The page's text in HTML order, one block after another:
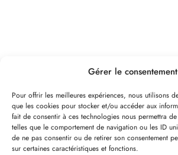
Gérer le consentement
Pour offrir les meilleures expériences, nous utilisons
que les cookies pour stocker et/ou accéder aux
fait de consentir à ces technologies nous permettra
telles que le comportement de navigation ou les ID
de ne pas consentir ou de retirer son consentement
sur certaines caractéristiques et fonctions.